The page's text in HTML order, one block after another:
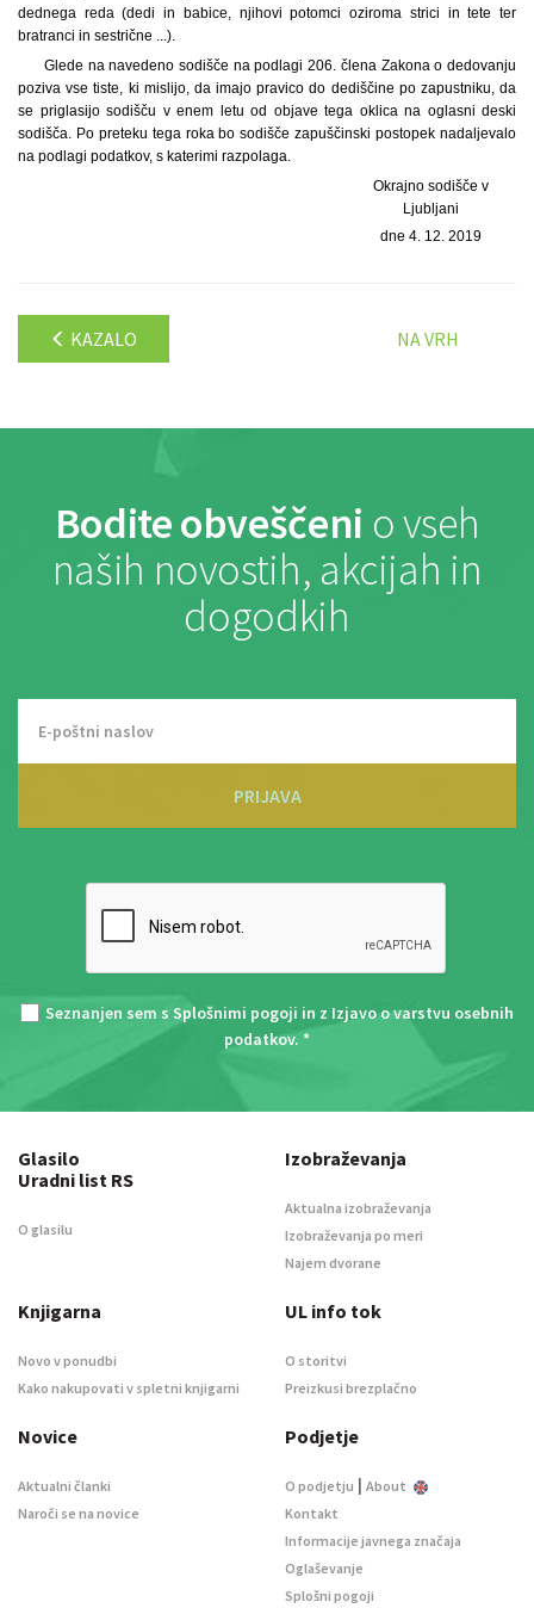
dednega reda (dedi in babice, njihovi potomci oziroma strici in tete ter
bratranci in sestrične ...).
Glede na navedeno sodišče na podlagi 206. člena Zakona o dedovanju
poziva vse tiste, ki mislijo, da imajo pravico do dediščine po zapustniku, da
se priglasijo sodišču v enem letu od objave tega oklica na oglasni deski
sodišča. Po preteku tega roka bo sodišče zapuščinski postopek nadaljevalo
na podlagi podatkov, s katerimi razpolaga.
Okrajno sodišče v
Ljubljani
dne 4. 12. 2019
KAZALO NA VRH
Bodite obveščeni o vseh
naših novostih, akcijah in
dogodkih
PRIJAVA
Seznanjen sem s Splošnimi pogoji in z Izjavo o varstvu osebnih
podatkov. *
Glasilo
Uradni list RS
O glasilu
Izobraževanja
Aktualna izobraževanja
Izobraževanja po meri
Najem dvorane
Knjigarna
Novo v ponudbi
Kako nakupovati v spletni knjigarni
UL info tok
O storitvi
Preizkusi brezplačno
Novice
Aktualni članki
Naroči se na novice
Podjetje
O podjetju | About
Kontakt
Informacije javnega značaja
Oglaševanje
Splošni pogoji